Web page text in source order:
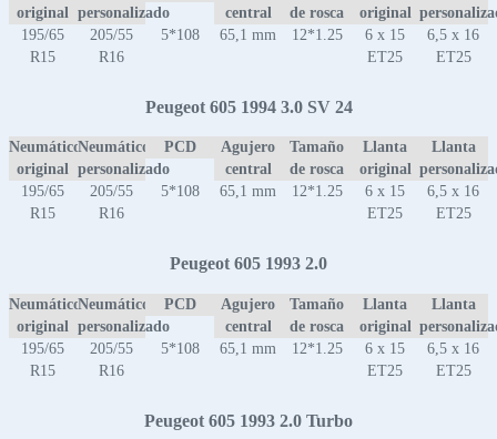
original
personalizado
central
de rosca
original
195/65
R15
205/55
R16
5*108 65,1 mm 12*1.25
6 x 15
ET25
6,5 x 16
ET25
Peugeot 605 1994 3.0 SV 24
Neumático
original
Neumático
personalizado
PCD
Agujero
central
Tamaño
de rosca
Llanta
original
Llanta
195/65
R15
205/55
R16
5*108 65,1 mm 12*1.25
6 x 15
ET25
6,5 x 16
ET25
Peugeot 605 1993 2.0
Neumático
original
Neumático
personalizado
PCD
Agujero
central
Tamaño
de rosca
Llanta
original
Llanta
195/65
R15
205/55
R16
5*108 65,1 mm 12*1.25
6 x 15
ET25
6,5 x 16
ET25
Peugeot 605 1993 2.0 Turbo